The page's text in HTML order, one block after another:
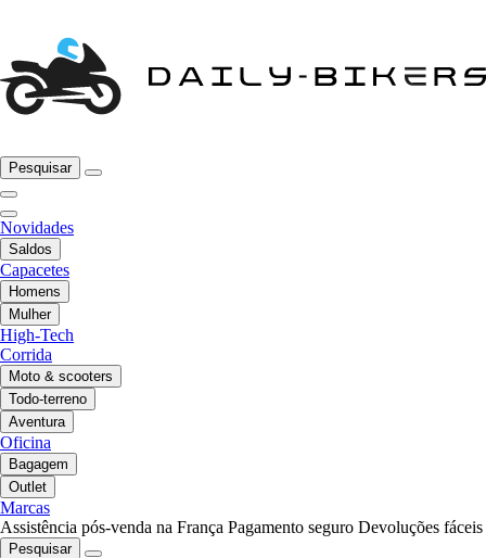
Pesquisar
Novidades
Saldos
Capacetes
Homens
Mulher
High-Tech
Corrida
Moto & scooters
Todo-terreno
Aventura
Oficina
Bagagem
Outlet
Marcas
Assistência pós-venda na França Pagamento seguro Devoluções fáceis
Pesquisar